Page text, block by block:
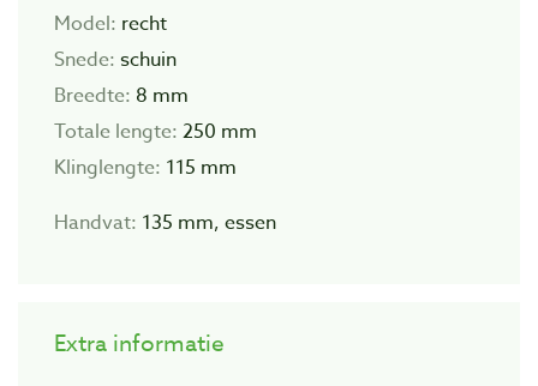
Model: recht
Snede: schuin
Breedte: 8 mm
Totale lengte: 250 mm
Klinglengte: 115 mm
Handvat: 135 mm, essen
Extra informatie